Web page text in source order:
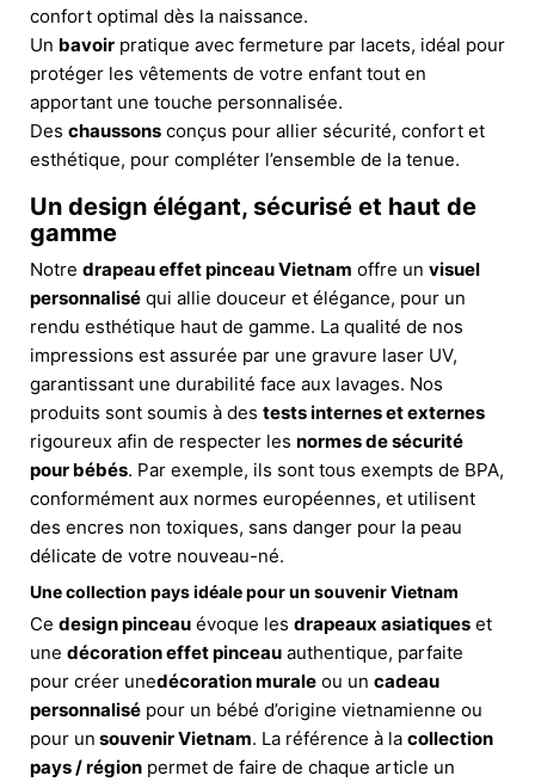
confort optimal dès la naissance.
Un bavoir pratique avec fermeture par lacets, idéal pour
protéger les vêtements de votre enfant tout en
apportant une touche personnalisée.
Des chaussons conçus pour allier sécurité, confort et
esthétique, pour compléter l’ensemble de la tenue.
Un design élégant, sécurisé et haut de
gamme
Notre drapeau effet pinceau Vietnam offre un visuel
personnalisé qui allie douceur et élégance, pour un
rendu esthétique haut de gamme. La qualité de nos
impressions est assurée par une gravure laser UV,
garantissant une durabilité face aux lavages. Nos
produits sont soumis à des tests internes et externes
rigoureux afin de respecter les normes de sécurité
pour bébés. Par exemple, ils sont tous exempts de BPA,
conformément aux normes européennes, et utilisent
des encres non toxiques, sans danger pour la peau
délicate de votre nouveau-né.
Une collection pays idéale pour un souvenir Vietnam
Ce design pinceau évoque les drapeaux asiatiques et
une décoration effet pinceau authentique, parfaite
pour créer unedécoration murale ou un cadeau
personnalisé pour un bébé d’origine vietnamienne ou
pour un souvenir Vietnam. La référence à la collection
pays / région permet de faire de chaque article un